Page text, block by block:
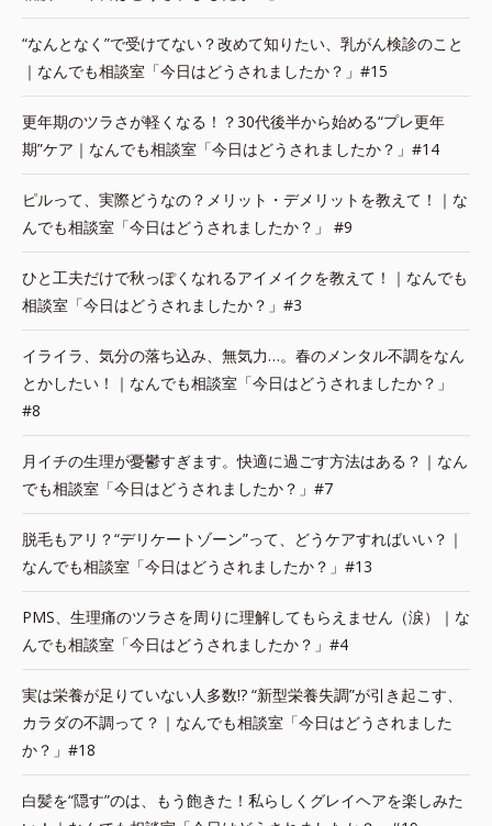
“なんとなく”で受けてない？改めて知りたい、乳がん検診のこと
｜なんでも相談室「今日はどうされましたか？」#15
更年期のツラさが軽くなる！？30代後半から始める“プレ更年
期”ケア｜なんでも相談室「今日はどうされましたか？」#14
ピルって、実際どうなの？メリット・デメリットを教えて！｜な
んでも相談室「今日はどうされましたか？」 #9
ひと工夫だけで秋っぽくなれるアイメイクを教えて！｜なんでも
相談室「今日はどうされましたか？」#3
イライラ、気分の落ち込み、無気力…。春のメンタル不調をなん
とかしたい！｜なんでも相談室「今日はどうされましたか？」
#8
月イチの生理が憂鬱すぎます。快適に過ごす方法はある？｜なん
でも相談室「今日はどうされましたか？」#7
脱毛もアリ？“デリケートゾーン”って、どうケアすればいい？｜
なんでも相談室「今日はどうされましたか？」#13
PMS、生理痛のツラさを周りに理解してもらえません（涙）｜な
んでも相談室「今日はどうされましたか？」#4
実は栄養が足りていない人多数!? “新型栄養失調”が引き起こす、
カラダの不調って？｜なんでも相談室「今日はどうされました
か？」#18
白髪を“隠す”のは、もう飽きた！私らしくグレイヘアを楽しみた